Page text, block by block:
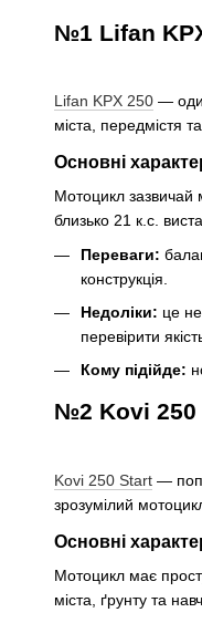
№1 Lifan
Lifan KPX 250 —
міста, передмістя
Основні
Мотоцикл зазвичай
близько 21 к.с.
Переваги:
конструкція.
Недоліки: це
перевірити
Кому підійде:
№2 Kovi 250
Kovi 250 Start —
зрозумілий
Основні
Мотоцикл має
міста, ґрунту та